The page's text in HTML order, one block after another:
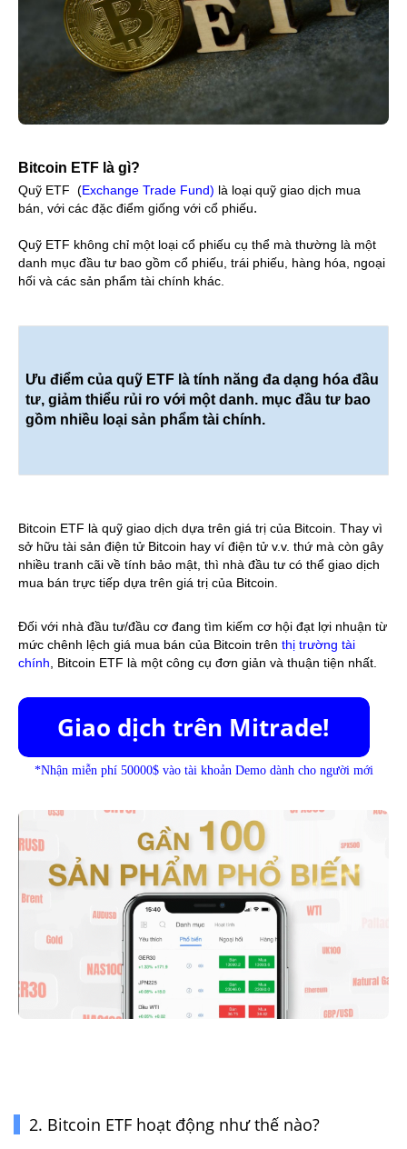
Bitcoin ETF là gì?
Quỹ ETF  (Exchange Trade Fund) là loại quỹ giao dịch mua
bán, với các đặc điểm giống với cổ phiếu.
Quỹ ETF không chỉ một loại cổ phiếu cụ thể mà thường là một
danh mục đầu tư bao gồm cổ phiếu, trái phiếu, hàng hóa, ngoại
hối và các sản phẩm tài chính khác.
Ưu điểm của quỹ ETF là tính năng đa dạng hóa đầu
tư, giảm thiểu rủi ro với một danh. mục đầu tư bao
gồm nhiều loại sản phẩm tài chính.
Bitcoin ETF là quỹ giao dịch dựa trên giá trị của Bitcoin. Thay vì
sở hữu tài sản điện tử Bitcoin hay ví điện tử v.v. thứ mà còn gây
nhiều tranh cãi về tính bảo mật, thì nhà đầu tư có thể giao dịch
mua bán trực tiếp dựa trên giá trị của Bitcoin.
Đối với nhà đầu tư/đầu cơ đang tìm kiếm cơ hội đạt lợi nhuận từ
mức chênh lệch giá mua bán của Bitcoin trên thị trường tài
chính , Bitcoin ETF là một công cụ đơn giản và thuận tiện nhất.
*Nhận miễn phí 50000$ vào tài khoản Demo dành cho người mới
2. Bitcoin ETF hoạt động như thế nào?